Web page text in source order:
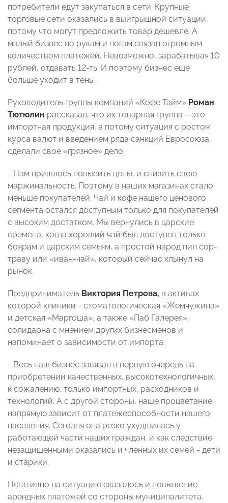
потребители едут закупаться в сети. Крупные
торговые сети оказались в выигрышной ситуации,
потому что могут предложить товар дешевле. А
малый бизнес по рукам и ногам связан огромным
количеством платежей. Невозможно, зарабатывая 10
рублей, отдавать 12-ть. И поэтому бизнес ещё
больше уходит в тень.
Руководитель группы компаний «Кофе Тайм» Роман
Тютюлин рассказал, что их товарная группа – это
импортная продукция, а потому ситуация с ростом
курса валют и введением ряда санкций Евросоюза,
сделали свое «грязное» дело:
- Нам пришлось повысить цены, и снизить свою
маржинальность. Поэтому в наших магазинах стало
меньше покупателей. Чай и кофе нашего ценового
сегмента остался доступным только для покупателей
с высоким достатком. Мы вернулись в царские
времена, когда хороший чай был доступен только
боярам и царским семьям, а простой народ пил сор-
траву или «иван-чай», который сейчас хлынул на
рынок.
Предприниматель Виктория Петрова, в активах
которой клиники - стоматологическая «Жемчужина»
и детская «Маргоша», а также «Паб Галерея»,
солидарна с мнением других бизнесменов и
напоминает о зависимости от импорта:
- Весь наш бизнес завязан в первую очередь на
приобретении качественных, высокотехнологичных,
к сожалению, только импортных, расходников и
технологий. А с другой стороны, наше процветание
напрямую зависит от платежеспособности нашего
населения. Сегодня она резко ухудшилась у
работающей части наших граждан, и как следствие
незащищенными оказались и членных их семей - дети
и старики.
Негативно на ситуацию сказалось и повышение
арендных платежей со стороны муниципалитета.